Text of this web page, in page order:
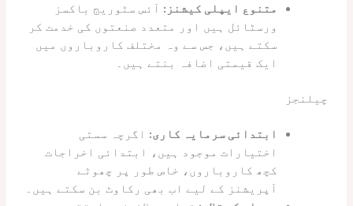
متنوع ایپلی کیشنز: آئس سٹوریج باکسز
ورسٹائل ہیں اور متعدد صنعتوں کی خدمت کر
سکتے ہیں، جس سے وہ مختلف کاروباروں میں
ایک قیمتی اضافہ بنتے ہیں۔
چیلنجز
ابتدائی سرمایہ کاری: اگرچہ سستی
اختیارات موجود ہیں، ابتدائی اخراجات
کچھ کاروباروں، خاص طور پر چھوٹے
آپریشنز کے لیے اب بھی رکاوٹ بن سکتے ہیں۔